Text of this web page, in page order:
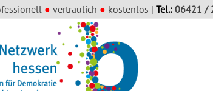
● vertraulich ● kostenlos | Tel.: 06421 /